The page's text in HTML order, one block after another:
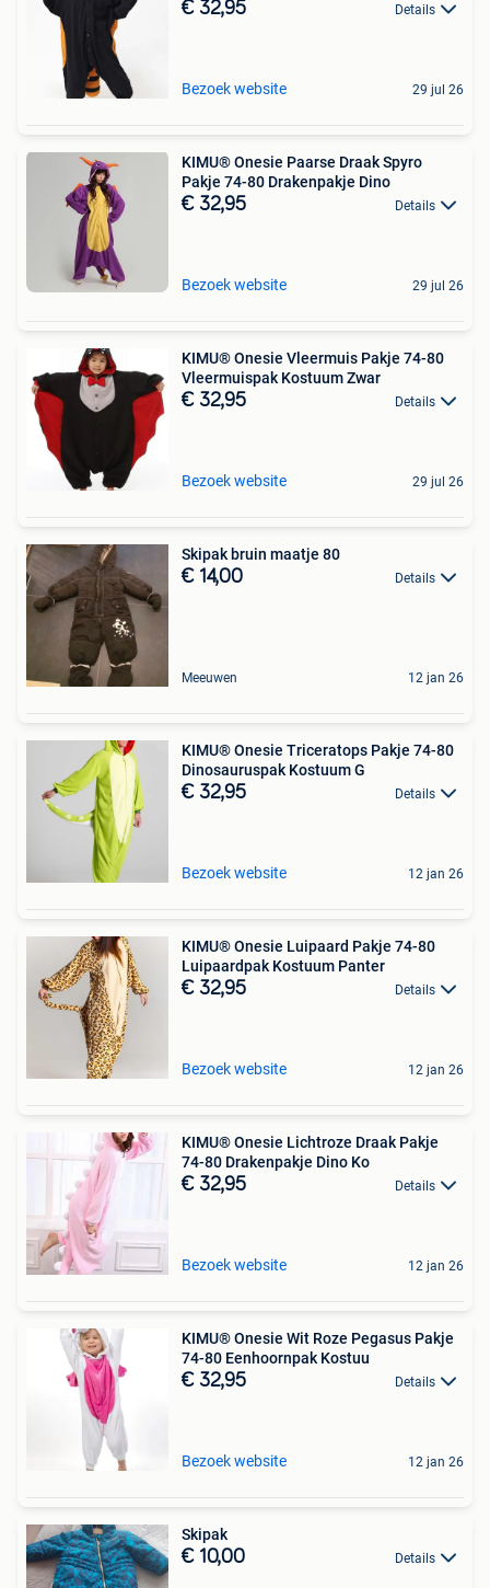
€ 32,95 Details
Bezoek website 29 jul 26
KIMU® Onesie Paarse Draak Spyro
Pakje 74-80 Drakenpakje Dino
€ 32,95 Details
Bezoek website 29 jul 26
KIMU® Onesie Vleermuis Pakje 74-80
Vleermuispak Kostuum Zwar
€ 32,95 Details
Bezoek website 29 jul 26
Skipak bruin maatje 80
€ 14,00 Details
Meeuwen 12 jan 26
KIMU® Onesie Triceratops Pakje 74-80
Dinosauruspak Kostuum G
€ 32,95 Details
Bezoek website 12 jan 26
KIMU® Onesie Luipaard Pakje 74-80
Luipaardpak Kostuum Panter
€ 32,95 Details
Bezoek website 12 jan 26
KIMU® Onesie Lichtroze Draak Pakje
74-80 Drakenpakje Dino Ko
€ 32,95 Details
Bezoek website 12 jan 26
KIMU® Onesie Wit Roze Pegasus Pakje
74-80 Eenhoornpak Kostuu
€ 32,95 Details
Bezoek website 12 jan 26
Skipak
€ 10,00 Details